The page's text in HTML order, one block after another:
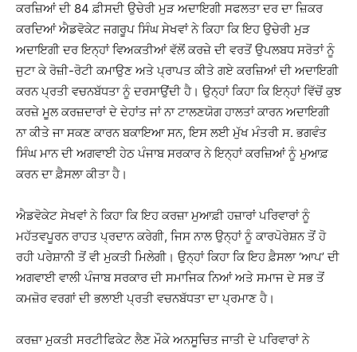
ਕਰਜ਼ਿਆਂ ਦੀ 84 ਫ਼ੀਸਦੀ ਉਚੇਰੀ ਮੁੜ ਅਦਾਇਗੀ ਸਫਲਤਾ ਦਰ ਦਾ ਜ਼ਿਕਰ
ਕਰਦਿਆਂ ਐਡਵੋਕੇਟ ਜਗਰੂਪ ਸਿੰਘ ਸੇਖਵਾਂ ਨੇ ਕਿਹਾ ਕਿ ਇਹ ਉਚੇਰੀ ਮੁੜ
ਅਦਾਇਗੀ ਦਰ ਇਨ੍ਹਾਂ ਵਿਅਕਤੀਆਂ ਵੱਲੋਂ ਕਰਜ਼ੇ ਦੀ ਵਰਤੋਂ ਉਪਲਬਧ ਸਰੋਤਾਂ ਨੂੰ
ਜੁਟਾ ਕੇ ਰੋਜ਼ੀ-ਰੋਟੀ ਕਮਾਉਣ ਅਤੇ ਪ੍ਰਾਪਤ ਕੀਤੇ ਗਏ ਕਰਜ਼ਿਆਂ ਦੀ ਅਦਾਇਗੀ
ਕਰਨ ਪ੍ਰਤੀ ਵਚਨਬੱਧਤਾ ਨੂੰ ਦਰਸਾਉਂਦੀ ਹੈ। ਉਨ੍ਹਾਂ ਕਿਹਾ ਕਿ ਇਨ੍ਹਾਂ ਵਿੱਚੋਂ ਕੁਝ
ਕਰਜ਼ੇ ਮੂਲ ਕਰਜ਼ਦਾਰਾਂ ਦੇ ਦੇਹਾਂਤ ਜਾਂ ਨਾ ਟਾਲਣਯੋਗ ਹਾਲਤਾਂ ਕਾਰਨ ਅਦਾਇਗੀ
ਨਾ ਕੀਤੇ ਜਾ ਸਕਣ ਕਾਰਨ ਬਕਾਇਆ ਸਨ, ਇਸ ਲਈ ਮੁੱਖ ਮੰਤਰੀ ਸ. ਭਗਵੰਤ
ਸਿੰਘ ਮਾਨ ਦੀ ਅਗਵਾਈ ਹੇਠ ਪੰਜਾਬ ਸਰਕਾਰ ਨੇ ਇਨ੍ਹਾਂ ਕਰਜ਼ਿਆਂ ਨੂੰ ਮੁਆਫ਼
ਕਰਨ ਦਾ ਫ਼ੈਸਲਾ ਕੀਤਾ ਹੈ।
ਐਡਵੋਕੇਟ ਸੇਖਵਾਂ ਨੇ ਕਿਹਾ ਕਿ ਇਹ ਕਰਜ਼ਾ ਮੁਆਫ਼ੀ ਹਜ਼ਾਰਾਂ ਪਰਿਵਾਰਾਂ ਨੂੰ
ਮਹੱਤਵਪੂਰਨ ਰਾਹਤ ਪ੍ਰਦਾਨ ਕਰੇਗੀ, ਜਿਸ ਨਾਲ ਉਨ੍ਹਾਂ ਨੂੰ ਕਾਰਪੋਰੇਸ਼ਨ ਤੋਂ ਹੋ
ਰਹੀ ਪਰੇਸ਼ਾਨੀ ਤੋਂ ਵੀ ਮੁਕਤੀ ਮਿਲੇਗੀ। ਉਨ੍ਹਾਂ ਕਿਹਾ ਕਿ ਇਹ ਫ਼ੈਸਲਾ ‘ਆਪ’ ਦੀ
ਅਗਵਾਈ ਵਾਲੀ ਪੰਜਾਬ ਸਰਕਾਰ ਦੀ ਸਮਾਜਿਕ ਨਿਆਂ ਅਤੇ ਸਮਾਜ ਦੇ ਸਭ ਤੋਂ
ਕਮਜ਼ੋਰ ਵਰਗਾਂ ਦੀ ਭਲਾਈ ਪ੍ਰਤੀ ਵਚਨਬੱਧਤਾ ਦਾ ਪ੍ਰਮਾਣ ਹੈ।
ਕਰਜ਼ਾ ਮੁਕਤੀ ਸਰਟੀਫਿਕੇਟ ਲੈਣ ਮੌਕੇ ਅਨਸੂਚਿਤ ਜਾਤੀ ਦੇ ਪਰਿਵਾਰਾਂ ਨੇ